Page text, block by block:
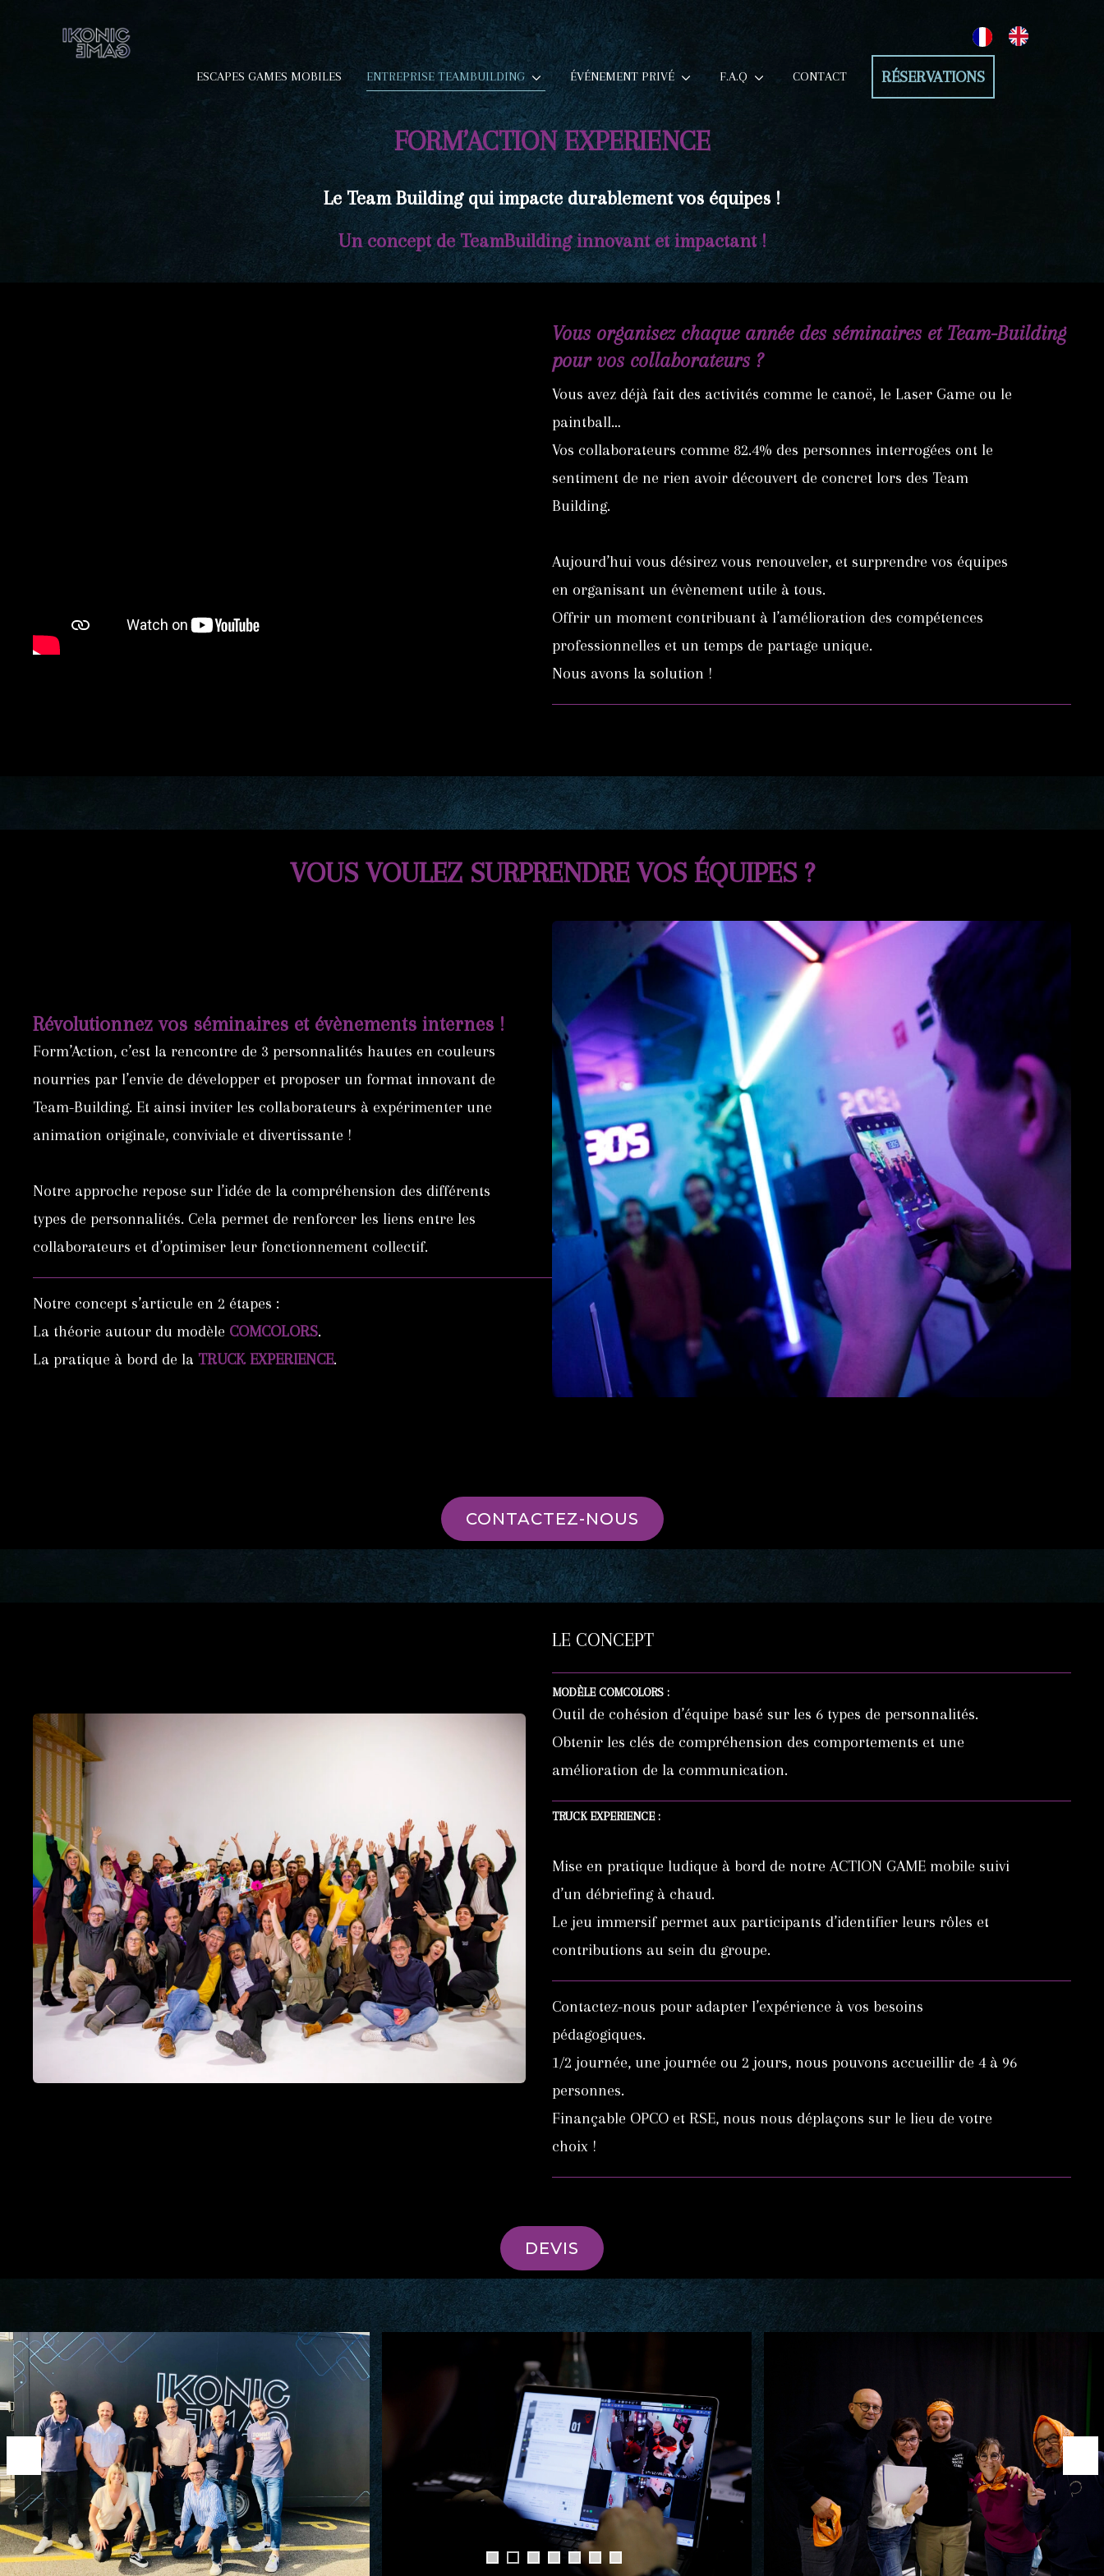
ESCAPES GAMES MOBILES ENTREPRISE TEAMBUILDING ÉVÉNEMENT PRIVÉ F.A.Q CONTACT RÉSERVATIONS
FORM’ACTION EXPERIENCE
Le Team Building qui impacte durablement vos équipes !
Un concept de TeamBuilding innovant et impactant !
Vous organisez chaque année des séminaires et Team-Building
pour vos collaborateurs ?
Vous avez déjà fait des activités comme le canoë, le Laser Game ou le
paintball…
Vos collaborateurs comme 82.4% des personnes interrogées ont le
sentiment de ne rien avoir découvert de concret lors des Team
Building.
Aujourd’hui vous désirez vous renouveler, et surprendre vos équipes
en organisant un évènement utile à tous.
Offrir un moment contribuant à l’amélioration des compétences
professionnelles et un temps de partage unique.
Nous avons la solution !
VOUS VOULEZ SURPRENDRE VOS ÉQUIPES ?
Révolutionnez vos séminaires et évènements internes !
Form’Action, c’est la rencontre de 3 personnalités hautes en couleurs
nourries par l’envie de développer et proposer un format innovant de
Team-Building. Et ainsi inviter les collaborateurs à expérimenter une
animation originale, conviviale et divertissante !
Notre approche repose sur l’idée de la compréhension des différents
types de personnalités. Cela permet de renforcer les liens entre les
collaborateurs et d’optimiser leur fonctionnement collectif.
Notre concept s’articule en 2 étapes :
La théorie autour du modèle COMCOLORS.
La pratique à bord de la TRUCK EXPERIENCE.
CONTACTEZ-NOUS
LE CONCEPT
MODÈLECOMCOLORS :
Outil de cohésion d’équipe basé sur les 6 types de personnalités.
Obtenir les clés de compréhension des comportements et une
amélioration de la communication.
TRUCK EXPERIENCE :
Mise en pratique ludique à bord de notre ACTION GAME mobile suivi
d’un débriefing à chaud.
Le jeu immersif permet aux participants d’identifier leurs rôles et
contributions au sein du groupe.
Contactez-nous pour adapter l’expérience à vos besoins
pédagogiques.
1/2 journée, une journée ou 2 jours, nous pouvons accueillir de 4 à 96
personnes.
Finançable OPCO et RSE, nous nous déplaçons sur le lieu de votre
choix !
DEVIS